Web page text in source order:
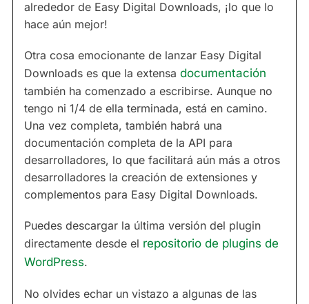
alrededor de Easy Digital Downloads, ¡lo que lo
hace aún mejor!
Otra cosa emocionante de lanzar Easy Digital
Downloads es que la extensa documentación
también ha comenzado a escribirse. Aunque no
tengo ni 1/4 de ella terminada, está en camino.
Una vez completa, también habrá una
documentación completa de la API para
desarrolladores, lo que facilitará aún más a otros
desarrolladores la creación de extensiones y
complementos para Easy Digital Downloads.
Puedes descargar la última versión del plugin
directamente desde el repositorio de plugins de
WordPress.
No olvides echar un vistazo a algunas de las